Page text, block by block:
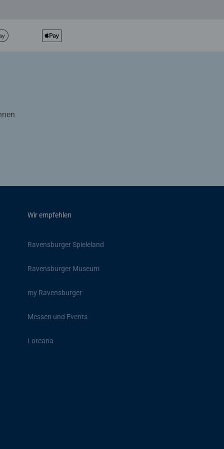
Wir empfehlen
Ravensburger Spieleland
Ravensburger Museum
my Ravensburger
Messen und Events
Lorcana